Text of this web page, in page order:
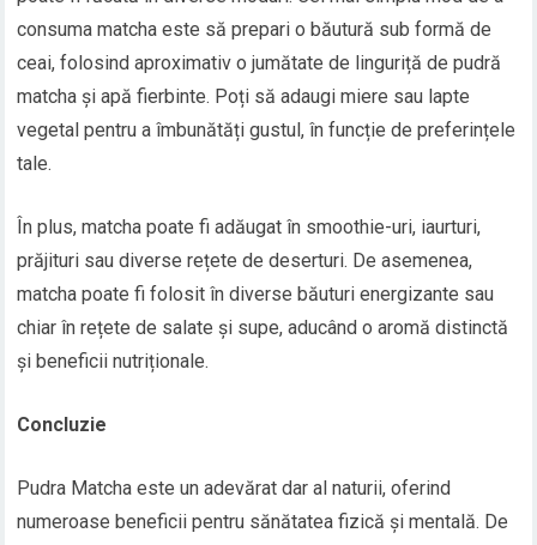
consuma matcha este să prepari o băutură sub formă de
ceai, folosind aproximativ o jumătate de linguriță de pudră
matcha și apă fierbinte. Poți să adaugi miere sau lapte
vegetal pentru a îmbunătăți gustul, în funcție de preferințele
tale.
În plus, matcha poate fi adăugat în smoothie-uri, iaurturi,
prăjituri sau diverse rețete de deserturi. De asemenea,
matcha poate fi folosit în diverse băuturi energizante sau
chiar în rețete de salate și supe, aducând o aromă distinctă
și beneficii nutriționale.
Concluzie
Pudra Matcha este un adevărat dar al naturii, oferind
numeroase beneficii pentru sănătatea fizică și mentală. De